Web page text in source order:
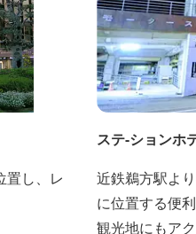
置し、レ
ステ-ション
近鉄鵜方駅よ
に位置する便
観光地にもア